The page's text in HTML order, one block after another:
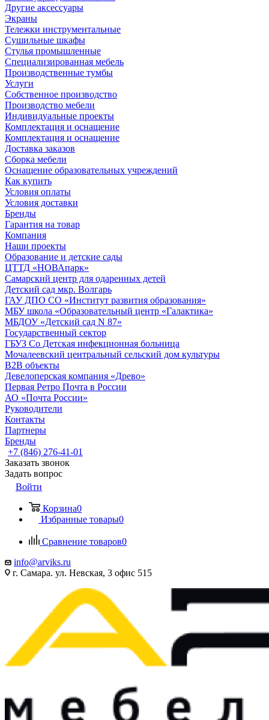
Другие аксессуары
Экраны
Тележки инструментальные
Сушильные шкафы
Стулья промышленные
Специализированная мебель
Производственные тумбы
Услуги
Собственное производство
Производство мебели
Индивидуальные проекты
Комплектация и оснащение
Комплектация и оснащение
Доставка заказов
Сборка мебели
Оснащение образовательных учреждений
Как купить
Условия оплаты
Условия доставки
Бренды
Гарантия на товар
Компания
Наши проекты
Образование и детские сады
ЦТТД «НОВАпарк»
Самарский центр для одаренных детей
Детский сад мкр. Волгарь
ГАУ ДПО СО «Институт развития образования»
МБУ школа «Образовательный центр «Галактика»
МБДОУ «Детский сад N 87»
Государственный сектор
ГБУЗ Со Детская инфекционная больница
Мочалеевский центральный сельский дом культуры
B2B объекты
Девелоперская компания «Древо»
Первая Ретро Почта в России
АО «Почта России»
Руководители
Контакты
Партнеры
Бренды
+7 (846) 276-41-01
Заказать звонок
Задать вопрос
Войти
Корзина0
Избранные товары0
Сравнение товаров0
info@arviks.ru
г. Самара. ул. Невская, 3 офис 515